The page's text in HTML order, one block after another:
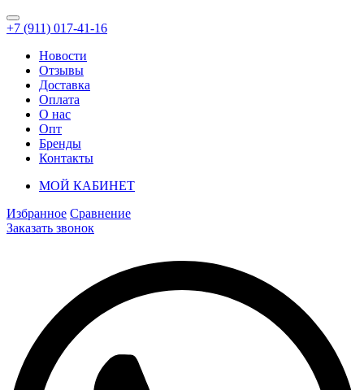
+7 (911) 017-41-16
Новости
Отзывы
Доставка
Оплата
О нас
Опт
Бренды
Контакты
МОЙ КАБИНЕТ
Избранное Сравнение
Заказать звонок